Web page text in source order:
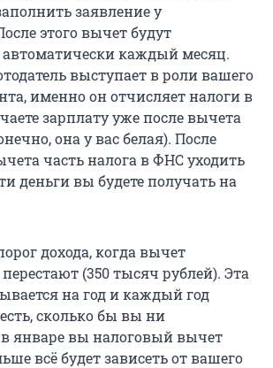
заявление у
этого вычет будут
автоматически каждый месяц.
выступает в роли вашего
именно он отчисляет налоги в
зарплату уже после вычета
она у вас белая). После
часть налога в ФНС уходить
деньги вы будете получать на
дохода, когда вычет
(350 тысяч рублей). Эта
на год и каждый год
сколько бы вы ни
январе вы налоговый вычет
всё будет зависеть от вашего